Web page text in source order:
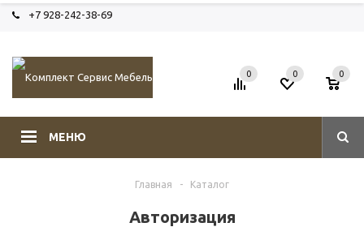
+7 928-242-38-69
МЕНЮ
0 0 0
Главная - Каталог
Авторизация